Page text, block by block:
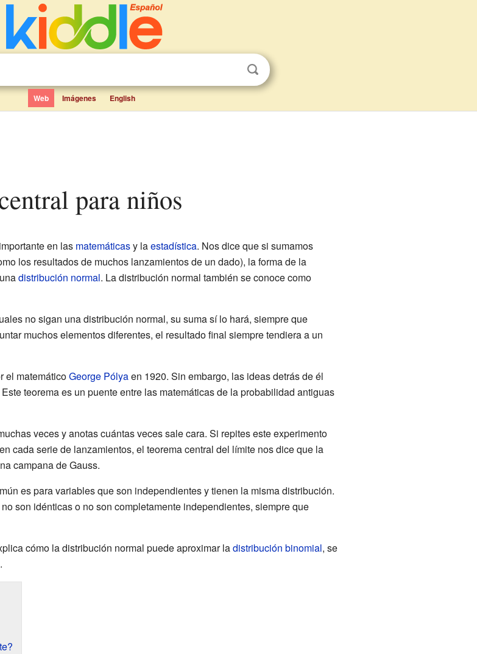
Web Imágenes English
para niños
en las matemáticasy laestadística. Nos dice que si sumamos
los resultados de muchos lanzamientos de un dado), la forma de la
distribución normal. La distribución normal también se conoce como
no sigan una distribución normal, su suma sí lo hará, siempre que
muchos elementos diferentes, el resultado final siempre tendiera a un
el matemáticoGeorge Pólyaen 1920. Sin embargo, las ideas detrás de él
teorema es un puente entre las matemáticas de la probabilidad antiguas
veces y anotas cuántas veces sale cara. Si repites este experimento
cada serie de lanzamientos, el teorema central del límite nos dice que la
campana de Gauss.
es para variables que son independientes y tienen la misma distribución.
son idénticas o no son completamente independientes, siempre que
cómo la distribución normal puede aproximar ladistribución binomial, se